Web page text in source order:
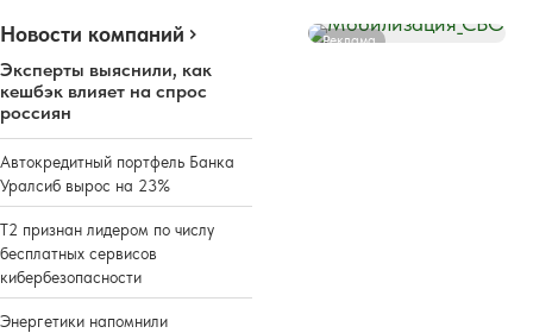
Новости компаний
Эксперты выяснили, как
кешбэк влияет на спрос
россиян
Автокредитный портфель Банка
Уралсиб вырос на 23%
Т2 признан лидером по числу
бесплатных сервисов
кибербезопасности
Энергетики напомнили
Реклама